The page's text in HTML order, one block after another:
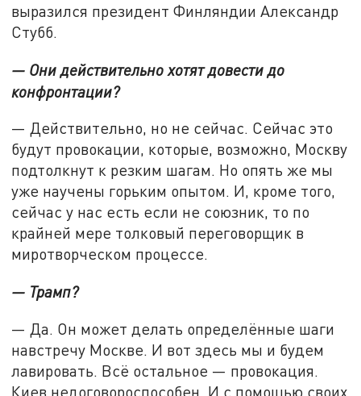
выразился президент Финляндии Александр
Стубб.
— Они действительно хотят довести до
конфронтации?
— Действительно, но не сейчас. Сейчас это
будут провокации, которые, возможно, Москву
подтолкнут к резким шагам. Но опять же мы
уже научены горьким опытом. И, кроме того,
сейчас у нас есть если не союзник, то по
крайней мере толковый переговорщик в
миротворческом процессе.
— Трамп?
— Да. Он может делать определённые шаги
навстречу Москве. И вот здесь мы и будем
лавировать. Всё остальное — провокация.
Киев недоговороспособен. И с помощью своих